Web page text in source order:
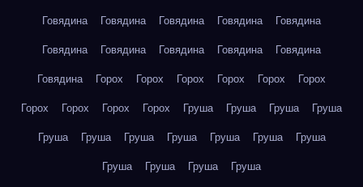
Говядина
Говядина Говядина Говядина
Говядина
Говядина
Говядина Говядина Говядина
Говядина
Говядина
Горох Горох Горох Горох Горох
Горох
Горох
Горох Горох Горох Груша Груша Груша
Груша
Груша
Груша Груша Груша Груша Груша
Груша
Груша
Груша Груша
Груша